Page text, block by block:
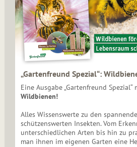
„Gartenfreund Spezial“:
Eine Ausgabe „Gartenfreund
Wildbienen!
Alles Wissenswerte zu den
schützenswerten Insekten. Vom
unterschiedlichen Arten bis hin zu
man ihnen im eigenen Garten eine